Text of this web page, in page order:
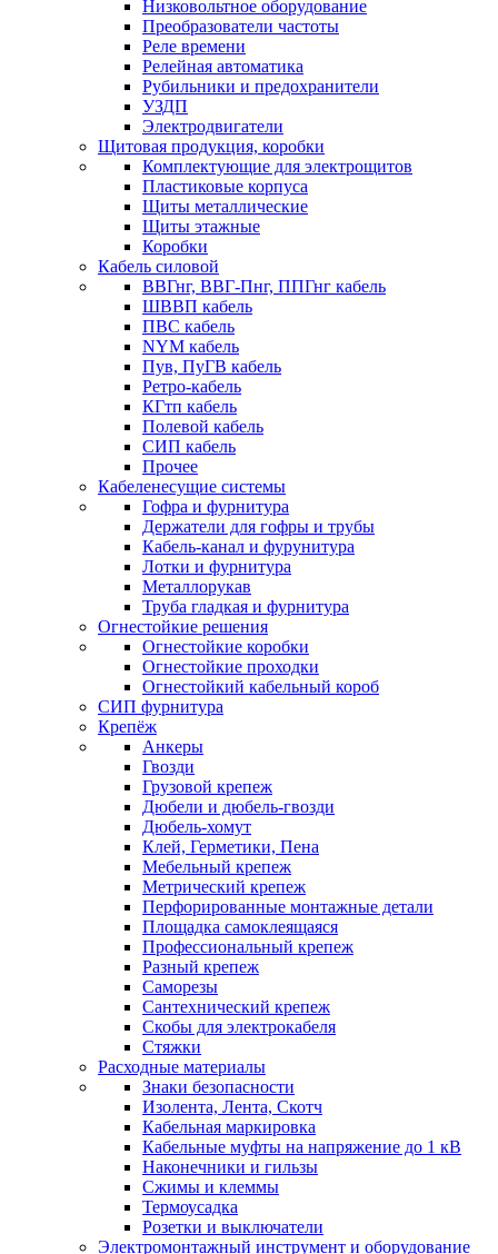
Низковольтное оборудование
Преобразователи частоты
Реле времени
Релейная автоматика
Рубильники и предохранители
УЗДП
Электродвигатели
Щитовая продукция, коробки
Комплектующие для электрощитов
Пластиковые корпуса
Щиты металлические
Щиты этажные
Коробки
Кабель силовой
ВВГнг, ВВГ-Пнг, ППГнг кабель
ШВВП кабель
ПВС кабель
NYM кабель
Пув, ПуГВ кабель
Ретро-кабель
КГтп кабель
Полевой кабель
СИП кабель
Прочее
Кабеленесущие системы
Гофра и фурнитура
Держатели для гофры и трубы
Кабель-канал и фурунитура
Лотки и фурнитура
Металлорукав
Труба гладкая и фурнитура
Огнестойкие решения
Огнестойкие коробки
Огнестойкие проходки
Огнестойкий кабельный короб
СИП фурнитура
Крепёж
Анкеры
Гвозди
Грузовой крепеж
Дюбели и дюбель-гвозди
Дюбель-хомут
Клей, Герметики, Пена
Мебельный крепеж
Метрический крепеж
Перфорированные монтажные детали
Площадка самоклеящаяся
Профессиональный крепеж
Разный крепеж
Саморезы
Сантехнический крепеж
Скобы для электрокабеля
Стяжки
Расходные материалы
Знаки безопасности
Изолента, Лента, Скотч
Кабельная маркировка
Кабельные муфты на напряжение до 1 кВ
Наконечники и гильзы
Сжимы и клеммы
Термоусадка
Розетки и выключатели
Электромонтажный инструмент и оборудование